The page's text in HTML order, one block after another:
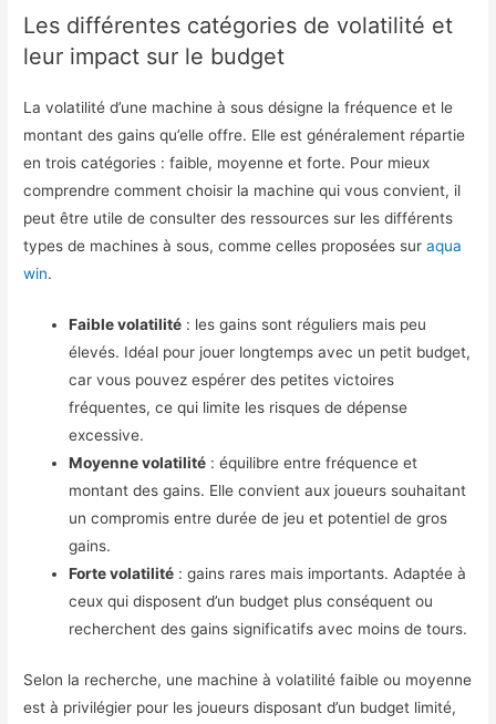
Les différentes catégories de volatilité et
leur impact sur le budget
La volatilité d’une machine à sous désigne la fréquence et le
montant des gains qu’elle offre. Elle est généralement répartie
en trois catégories : faible, moyenne et forte. Pour mieux
comprendre comment choisir la machine qui vous convient, il
peut être utile de consulter des ressources sur les différents
types de machines à sous, comme celles proposées suraqua
win.
Faible volatilité : les gains sont réguliers mais peu
élevés. Idéal pour jouer longtemps avec un petit budget,
car vous pouvez espérer des petites victoires
fréquentes, ce qui limite les risques de dépense
excessive.
Moyenne volatilité : équilibre entre fréquence et
montant des gains. Elle convient aux joueurs souhaitant
un compromis entre durée de jeu et potentiel de gros
gains.
Forte volatilité : gains rares mais importants. Adaptée à
ceux qui disposent d’un budget plus conséquent ou
recherchent des gains significatifs avec moins de tours.
Selon la recherche, une machine à volatilité faible ou moyenne
est à privilégier pour les joueurs disposant d’un budget limité,